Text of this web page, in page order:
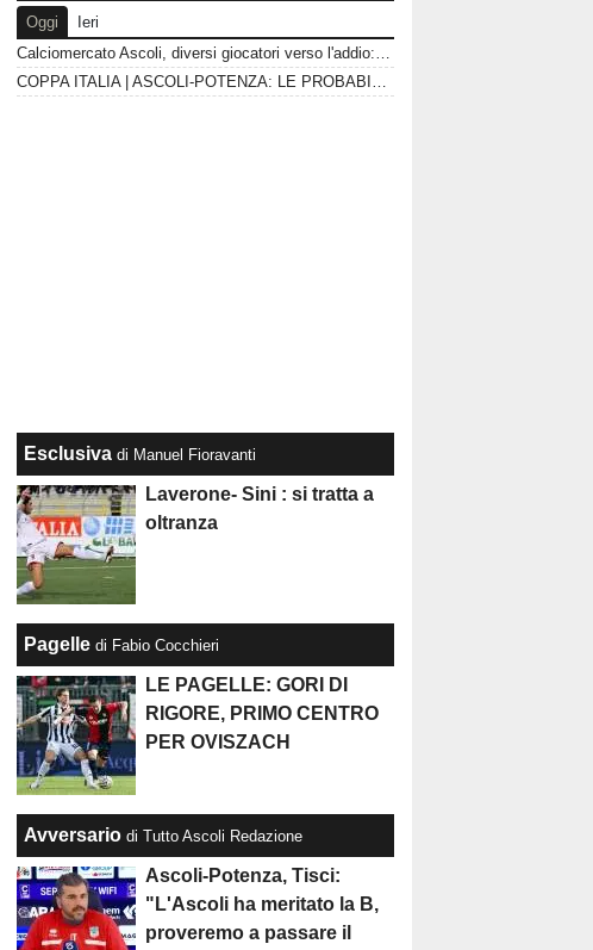
Oggi
Ieri
Calciomercato Ascoli, diversi giocatori verso l'addio: le uscite che possono sbloccare il mercato
COPPA ITALIA | ASCOLI-POTENZA: LE PROBABILI FORMAZIONI
Esclusiva di Manuel Fioravanti
Laverone- Sini : si tratta a
oltranza
Pagelle di Fabio Cocchieri
LE PAGELLE: GORI DI
RIGORE, PRIMO CENTRO
PER OVISZACH
Avversario di Tutto Ascoli Redazione
Ascoli-Potenza, Tisci:
"L'Ascoli ha meritato la B,
proveremo a passare il